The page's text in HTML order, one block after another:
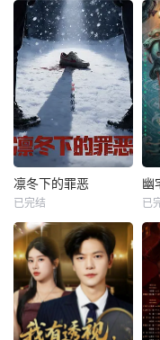
凛冬下的罪恶
已完结
幽
已